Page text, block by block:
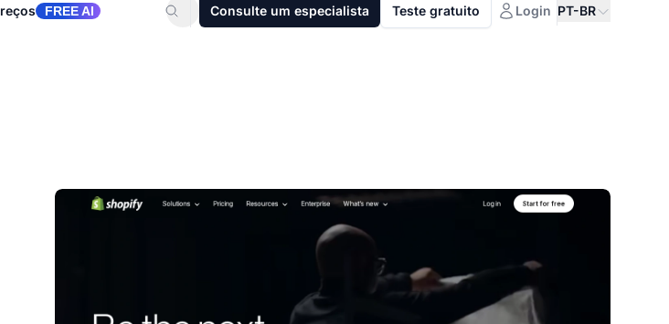
FREE AI Consulte um especialista Teste gratuito Login PT-BR